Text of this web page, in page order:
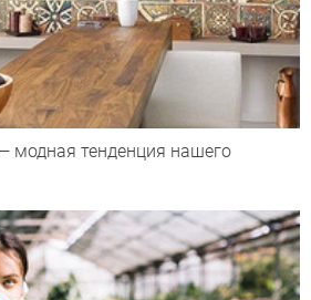
модная тенденция нашего